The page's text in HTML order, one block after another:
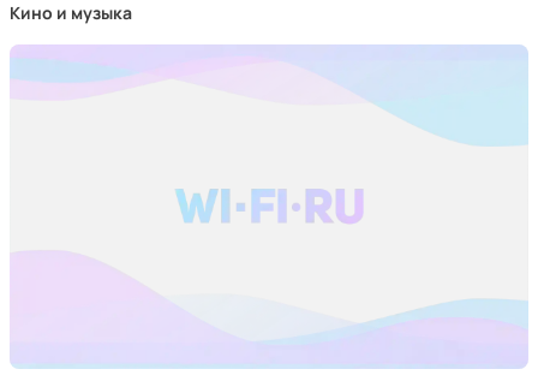
Кино и музыка